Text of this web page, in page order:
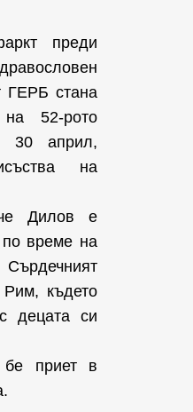
преди
ГЕРБ стана
52-рото
30 април,
на
Дилов е
време на
където
децата си
приет в